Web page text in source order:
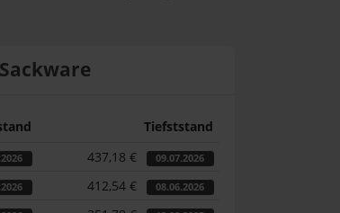
Tiefststand
437,18 € 09.07.2026
412,54 € 08.06.2026